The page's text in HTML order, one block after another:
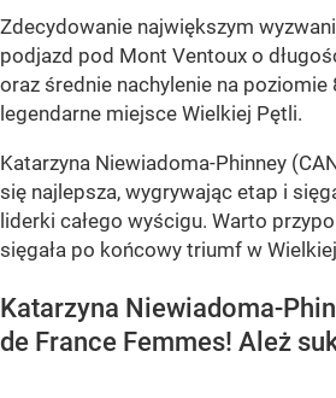
Zdecydowanie największym
podjazd pod Mont Ventoux o
oraz średnie nachylenie na poziomie
legendarne miejsce Wielkiej Pętli.
Katarzyna Niewiadoma-Phinney
się najlepsza, wygrywając etap i
liderki całego wyścigu. Warto
sięgała po końcowy triumf w
Katarzyna Niewiadoma-
de France Femmes! Ależ